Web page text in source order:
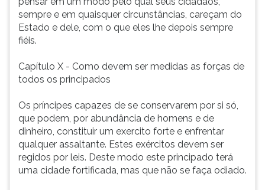
sempre e em quaisquer circunstâncias, careçam do
Estado e dele, com o que eles lhe depois sempre
fiéis.
Capítulo X - Como devem ser medidas as forças de
todos os principados
Os príncipes capazes de se conservarem por si só,
que podem, por abundância de homens e de
dinheiro, constituir um exercito forte e enfrentar
qualquer assaltante. Estes exércitos devem ser
regidos por leis. Deste modo este principado terá
uma cidade fortificada, mas que não se faça odiado.